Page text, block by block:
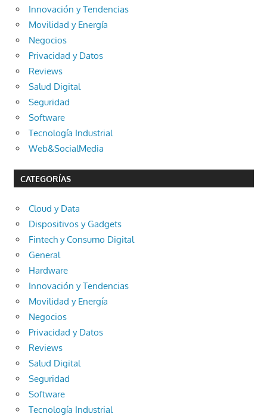
Innovación y Tendencias
Movilidad y Energía
Negocios
Privacidad y Datos
Reviews
Salud Digital
Seguridad
Software
Tecnología Industrial
Web&SocialMedia
CATEGORÍAS
Cloud y Data
Dispositivos y Gadgets
Fintech y Consumo Digital
General
Hardware
Innovación y Tendencias
Movilidad y Energía
Negocios
Privacidad y Datos
Reviews
Salud Digital
Seguridad
Software
Tecnología Industrial